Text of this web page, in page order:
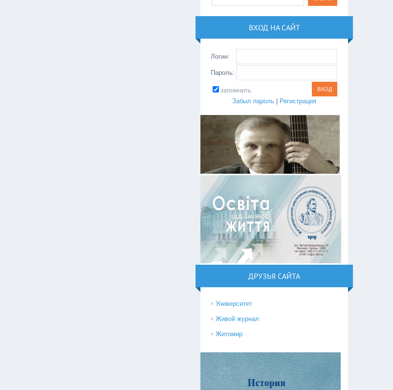
ВХОД НА САЙТ
Логин:
Пароль:
запомнить
Забыл пароль| Регистрация
ДРУЗЬЯ САЙТА
Университет
Живой журнал
Житомир